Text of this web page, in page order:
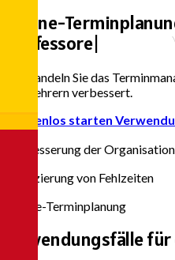
Online-
Professoren und Tut
|
Verwandeln Sie das
und Lehrern verbessert.
Kostenlos starten
90%
Verbesserung der Organisation
Reduzierung von Fehlzeiten
Online-Terminplanung
Anwendungsfälle